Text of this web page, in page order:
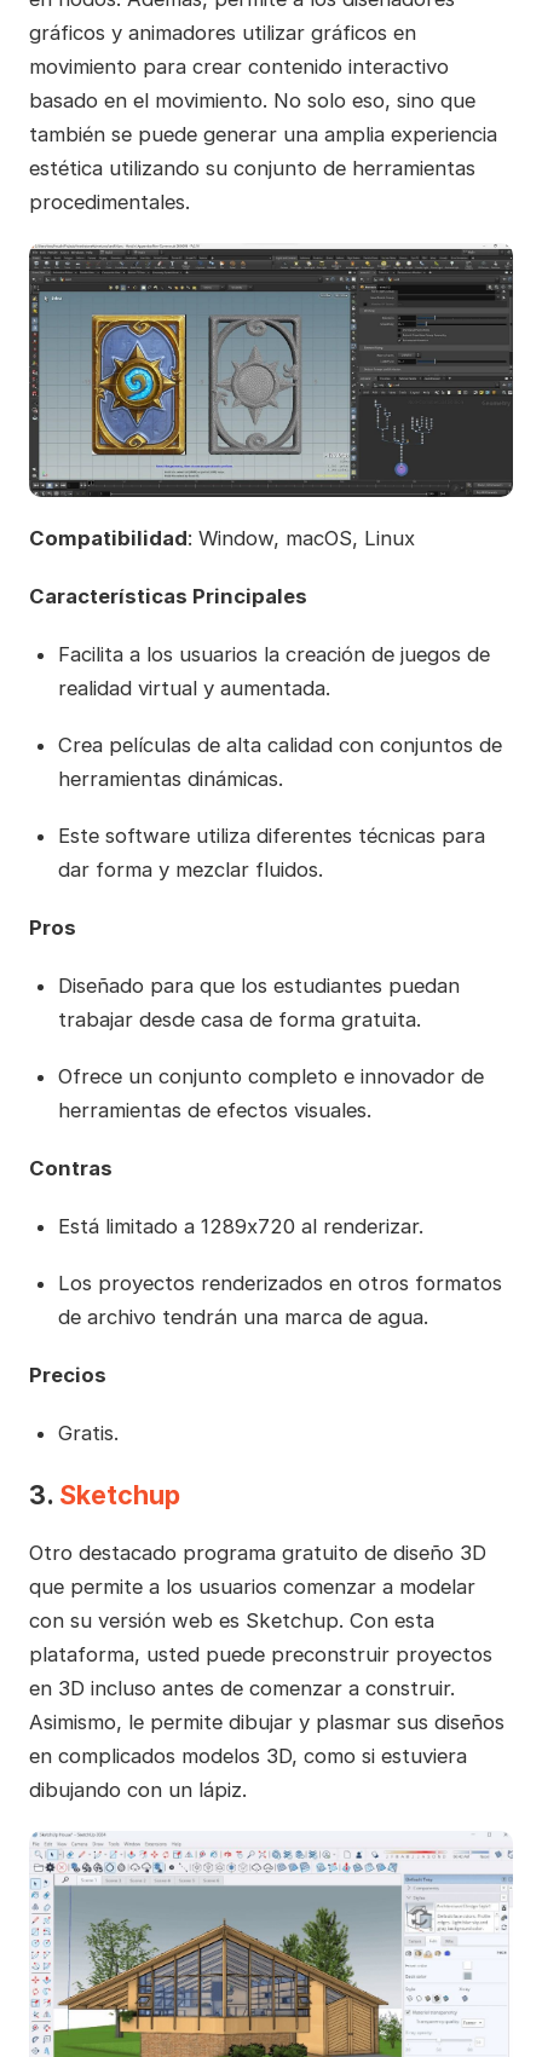
gráficos y animadores utilizar gráficos en
movimiento para crear contenido interactivo
basado en el movimiento. No solo eso, sino que
también se puede generar una amplia experiencia
estética utilizando su conjunto de herramientas
procedimentales.
Compatibilidad: Window, macOS, Linux
Características Principales
Facilita a los usuarios la creación de juegos de
realidad virtual y aumentada.
Crea películas de alta calidad con conjuntos de
herramientas dinámicas.
Este software utiliza diferentes técnicas para
dar forma y mezclar fluidos.
Pros
Diseñado para que los estudiantes puedan
trabajar desde casa de forma gratuita.
Ofrece un conjunto completo e innovador de
herramientas de efectos visuales.
Contras
Está limitado a 1289x720 al renderizar.
Los proyectos renderizados en otros formatos
de archivo tendrán una marca de agua.
Precios
Gratis.
3. Sketchup
Otro destacado programa gratuito de diseño 3D
que permite a los usuarios comenzar a modelar
con su versión web es Sketchup. Con esta
plataforma, usted puede preconstruir proyectos
en 3D incluso antes de comenzar a construir.
Asimismo, le permite dibujar y plasmar sus diseños
en complicados modelos 3D, como si estuviera
dibujando con un lápiz.